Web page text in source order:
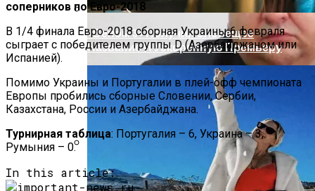
Прокурор Хмельницкой Области Умер
От Осложнений Коронавируса
«Веном 3» Получил Зловещее
Название И Ускоренную Премьеру
соперников по Евро-2018
В 1/4 финала Евро-2018 сборная Украины 6 февраля
сыграет с победителем группы D (Азербайджаном или
Испанией).
Помимо Украины и Португалии в плей-офф чемпионата
Европы пробились сборные Словении, Сербии,
Казахстана, России и Азербайджана.
Турнирная таблица: Португалия – 6, Украина – 3,
Румыния – 0.
In this article: